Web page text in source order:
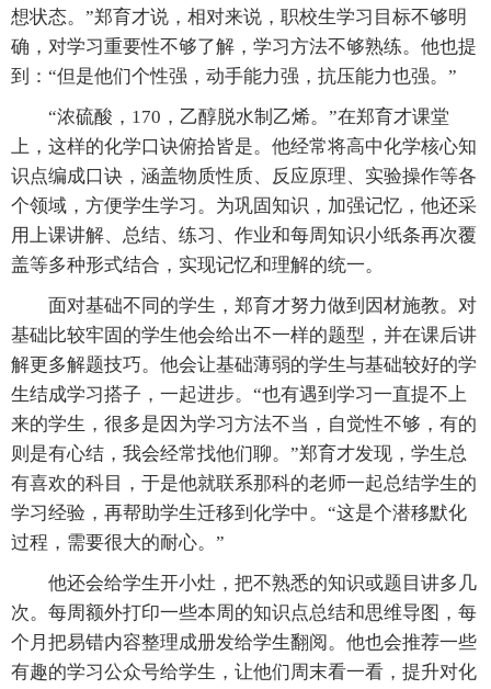
想状态。”郑育才说，相对来说，职校生学习目标不够明
确，对学习重要性不够了解，学习方法不够熟练。他也提
到：“但是他们个性强，动手能力强，抗压能力也强。”
“浓硫酸，170，乙醇脱水制乙烯。”在郑育才课堂
上，这样的化学口诀俯拾皆是。他经常将高中化学核心知
识点编成口诀，涵盖物质性质、反应原理、实验操作等各
个领域，方便学生学习。为巩固知识，加强记忆，他还采
用上课讲解、总结、练习、作业和每周知识小纸条再次覆
盖等多种形式结合，实现记忆和理解的统一。
面对基础不同的学生，郑育才努力做到因材施教。对
基础比较牢固的学生他会给出不一样的题型，并在课后讲
解更多解题技巧。他会让基础薄弱的学生与基础较好的学
生结成学习搭子，一起进步。“也有遇到学习一直提不上
来的学生，很多是因为学习方法不当，自觉性不够，有的
则是有心结，我会经常找他们聊。”郑育才发现，学生总
有喜欢的科目，于是他就联系那科的老师一起总结学生的
学习经验，再帮助学生迁移到化学中。“这是个潜移默化
过程，需要很大的耐心。”
他还会给学生开小灶，把不熟悉的知识或题目讲多几
次。每周额外打印一些本周的知识点总结和思维导图，每
个月把易错内容整理成册发给学生翻阅。他也会推荐一些
有趣的学习公众号给学生，让他们周末看一看，提升对化